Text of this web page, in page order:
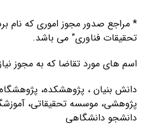
* مراجع صدور مجوز اموری که نام
تحقیقات فناوری” می باشد.
اسم های مورد تقاضا که به مجوز
دانش بنیان ، پژوهشکده،
پژوهشی، موسسه تحقیقاتی،
دانشجو دانشگاهی